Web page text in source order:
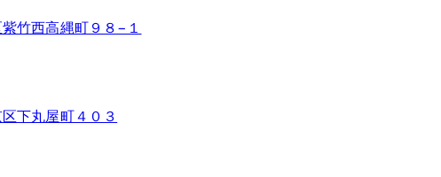
竹西高縄町９８−１
下丸屋町４０３